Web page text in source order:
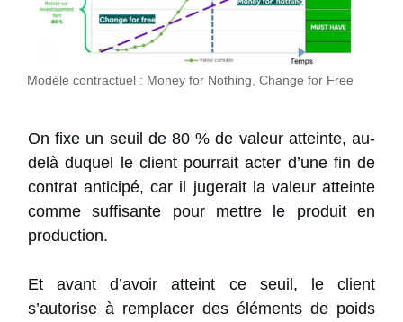
Modèle contractuel : Money for Nothing, Change for Free
On fixe un seuil de 80 % de valeur atteinte, au-
delà duquel le client pourrait acter d’une fin de
contrat anticipé, car il jugerait la valeur atteinte
comme suffisante pour mettre le produit en
production.
Et avant d’avoir atteint ce seuil, le client
s’autorise à remplacer des éléments de poids